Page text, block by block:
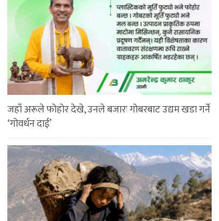
जहाँ अरूले फोहोर देखे, उनले बजारः गोबरबाट उद्यम खडा गर्ने
‘गोवर्धन दाई’